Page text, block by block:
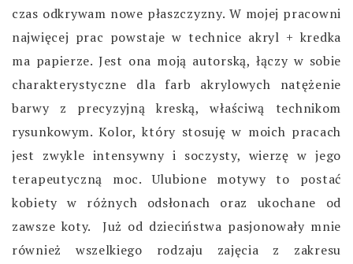
czas odkrywam nowe płaszczyzny. W mojej pracowni
najwięcej prac powstaje w technice akryl + kredka
ma papierze. Jest ona moją autorską, łączy w sobie
charakterystyczne dla farb akrylowych natężenie
barwy z precyzyjną kreską, właściwą technikom
rysunkowym. Kolor, który stosuję w moich pracach
jest zwykle intensywny i soczysty, wierzę w jego
terapeutyczną moc. Ulubione motywy to postać
kobiety w różnych odsłonach oraz ukochane od
zawsze koty. Już od dzieciństwa pasjonowały mnie
również wszelkiego rodzaju zajęcia z zakresu